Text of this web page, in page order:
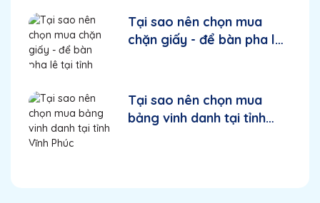
Tại sao nên chọn mua
chặn giấy - để bàn pha lê
Tại sao nên chọn mua
bảng vinh danh tại tỉnh